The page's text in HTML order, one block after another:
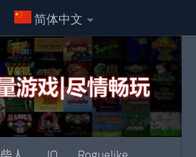
简体中文